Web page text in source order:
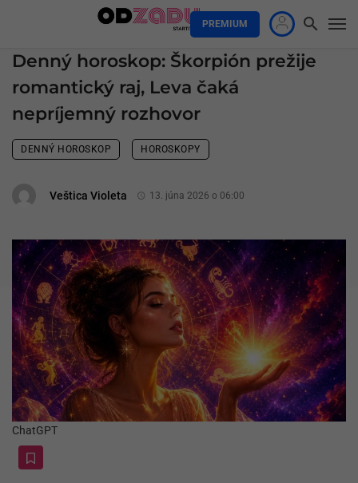
PREMIUM
Denný horoskop: Škorpión prežije
romantický raj, Leva čaká
nepríjemný rozhovor
DENNÝ HOROSKOP HOROSKOPY
Veštica Violeta 13. júna 2026 o 06:00
ChatGPT